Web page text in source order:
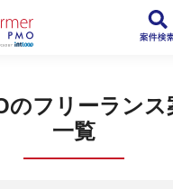
のフリーランス
一覧